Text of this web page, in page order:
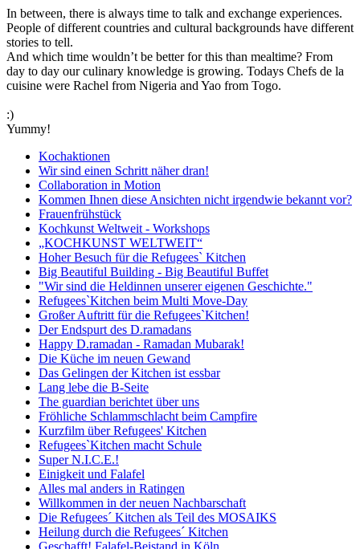
In between, there is always time to talk and exchange experiences.
People of different countries and cultural backgrounds have different
stories to tell.
And which time wouldn’t be better for this than mealtime? From
day to day our culinary knowledge is growing. Todays Chefs de la
cuisine were Rachel from Nigeria and Yao from Togo.
:)
Yummy!
Kochaktionen
Wir sind einen Schritt näher dran!
Collaboration in Motion
Kommen Ihnen diese Ansichten nicht irgendwie bekannt vor?
Frauenfrühstück
Kochkunst Weltweit - Workshops
„KOCHKUNST WELTWEIT“
Hoher Besuch für die Refugees` Kitchen
Big Beautiful Building - Big Beautiful Buffet
"Wir sind die Heldinnen unserer eigenen Geschichte."
Refugees`Kitchen beim Multi Move-Day
Großer Auftritt für die Refugees`Kitchen!
Der Endspurt des D.ramadans
Happy D.ramadan - Ramadan Mubarak!
Die Küche im neuen Gewand
Das Gelingen der Kitchen ist essbar
Lang lebe die B-Seite
The guardian berichtet über uns
Fröhliche Schlammschlacht beim Campfire
Kurzfilm über Refugees' Kitchen
Refugees`Kitchen macht Schule
Super N.I.C.E.!
Einigkeit und Falafel
Alles mal anders in Ratingen
Willkommen in der neuen Nachbarschaft
Die Refugees´ Kitchen als Teil des MOSAIKS
Heilung durch die Refugees´ Kitchen
Geschafft! Falafel-Beistand in Köln